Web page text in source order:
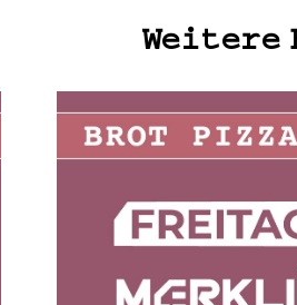
Weitere